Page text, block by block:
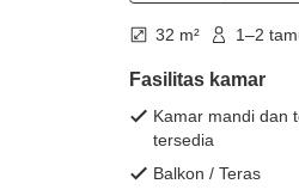
32 m² 1–2
Fasilitas kamar
Kamar mandi dan
tersedia
Balkon / Teras